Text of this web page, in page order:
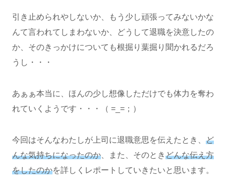
引き止められやしないか、もう少し頑張ってみないかな
んて言われてしまわないか、どうして退職を決意したの
か、そのきっかけについても根掘り葉掘り聞かれるだろ
うし・・・
あぁぁ本当に、ほんの少し想像しただけでも体力を奪わ
れていくようです・・・（ =_=；）
今回はそんなわたしが上司に退職意思を伝えたとき、 ど
んな気持ちになったのか 、また、そのときどんな伝え方
をしたのかを詳しくレポートしていきたいと思います。